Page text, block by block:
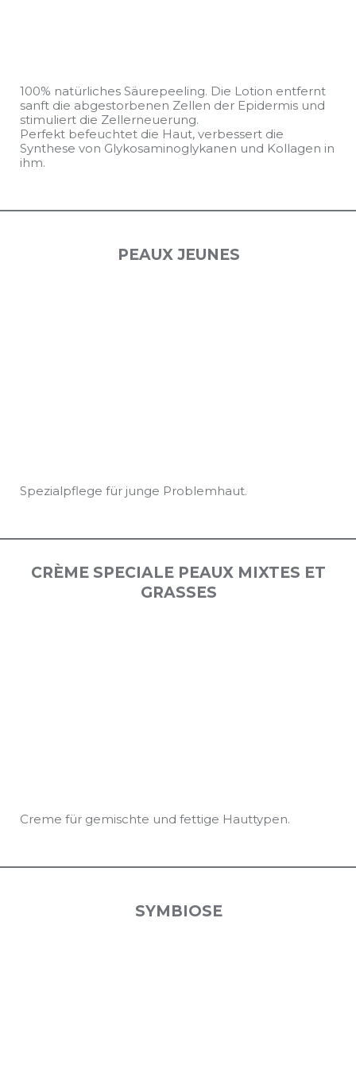
100% natürliches Säurepeeling. Die Lotion entfernt
sanft die abgestorbenen Zellen der Epidermis und
stimuliert die Zellerneuerung.
Perfekt befeuchtet die Haut, verbessert die
Synthese von Glykosaminoglykanen und Kollagen in
ihm.
PEAUX JEUNES
Spezialpflege für junge Problemhaut.
CRÈME SPECIALE PEAUX MIXTES ET
GRASSES
Creme für gemischte und fettige Hauttypen.
SYMBIOSE